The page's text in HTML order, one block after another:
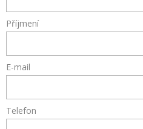
Příjmení
E-mail
Telefon